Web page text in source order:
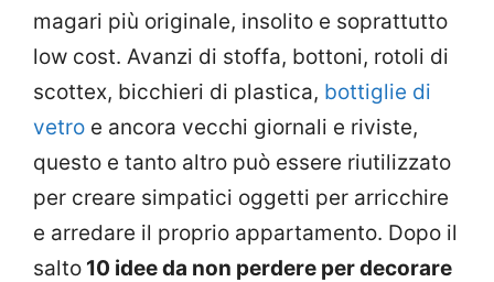
magari più originale, insolito e soprattutto
low cost. Avanzi di stoffa, bottoni, rotoli di
scottex, bicchieri di plastica, bottiglie di
vetro e ancora vecchi giornali e riviste,
questo e tanto altro può essere riutilizzato
per creare simpatici oggetti per arricchire
e arredare il proprio appartamento. Dopo il
salto 10 idee da non perdere per decorare